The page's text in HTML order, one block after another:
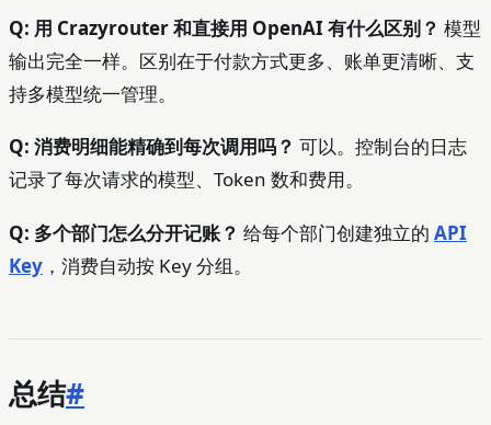
Q: 用 Crazyrouter 和直接用 OpenAI 有什么区别？ 模型
输出完全一样。区别在于付款方式更多、账单更清晰、支
持多模型统一管理。
Q: 消费明细能精确到每次调用吗？ 可以。控制台的日志
记录了每次请求的模型、Token 数和费用。
Q: 多个部门怎么分开记账？ 给每个部门创建独立的 API
Key ，消费自动按 Key 分组。
总结#